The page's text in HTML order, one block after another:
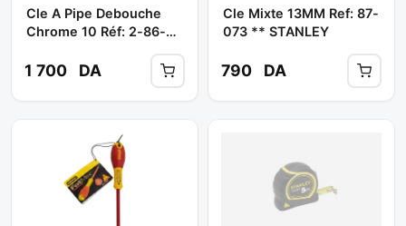
Cle A Pipe Debouche
Chrome 10 Réf: 2-86-
1 700 DA
Cle Mixte 13MM Ref: 87-
073 ** STANLEY
790 DA